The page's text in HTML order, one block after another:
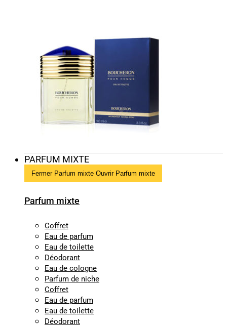
PARFUM MIXTE
Fermer Parfum mixte Ouvrir Parfum mixte
Parfum mixte
Coffret
Eau de parfum
Eau de toilette
Déodorant
Eau de cologne
Parfum de niche
Coffret
Eau de parfum
Eau de toilette
Déodorant